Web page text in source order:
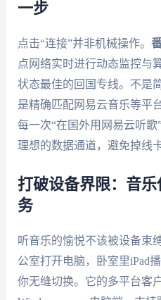
一步
点击“连接”并非机械操作。
点网络实时进行动态监控与
状态最佳的回国专线。不是
是精确匹配网易云音乐等平
每一次“在国外用网易云听
理想的数据通道，避免掉线卡
打破设备界限：音
务
听音乐的愉悦不该被设备束
公室打开电脑，卧室里iPad
你无缝切换。它的多平台客